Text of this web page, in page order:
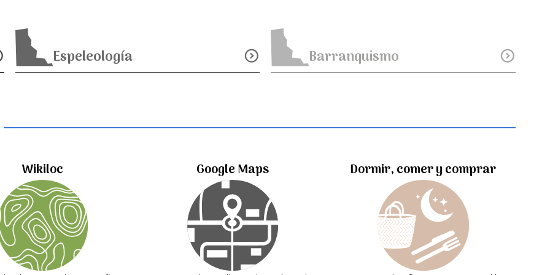
Espeleología expand_circle_down Barranquismo expand_circle_down
Wikiloc Google Maps Dormir, comer y comprar